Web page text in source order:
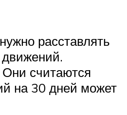
расставлять
считаются
на 30 дней может